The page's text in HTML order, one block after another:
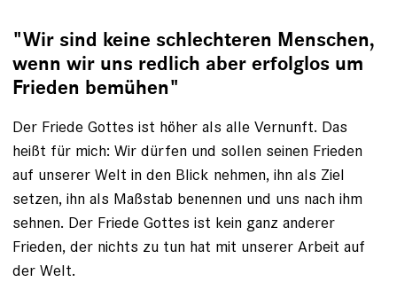
"Wir sind keine schlechteren Menschen,
wenn wir uns redlich aber erfolglos um
Frieden bemühen"
Der Friede Gottes ist höher als alle Vernunft. Das
heißt für mich: Wir dürfen und sollen seinen Frieden
auf ­unserer Welt in den Blick nehmen, ihn als Ziel
setzen, ihn als Maßstab benennen und uns nach ihm
sehnen. Der ­Friede Gottes ist kein ganz anderer
Frieden, der nichts zu tun hat mit unserer Arbeit auf
der Welt.